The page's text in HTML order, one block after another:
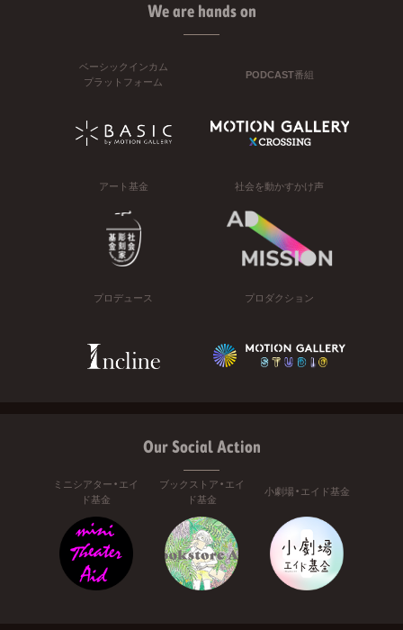
We are hands on
ベーシックインカム
プラットフォーム
PODCAST番組
アート基金 社会を動かすかけ声
プロデュース プロダクション
Our Social Action
ミニシアター・エイ
ド基金
ブックストア・エイ
ド基金
小劇場・エイド基金